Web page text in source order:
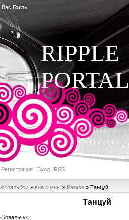
Вас Гость
RIPPLE
PORTAL
Регистрация| Вход| RSS
» вне сцены » Разное» Танцуй
Танцуй